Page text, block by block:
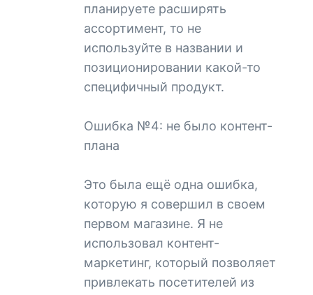
планируете расширять
ассортимент, то не
используйте в названии и
позиционировании какой-то
специфичный продукт.
Ошибка №4: не было контент-
плана
Это была ещё одна ошибка,
которую я совершил в своем
первом магазине. Я не
использовал контент-
маркетинг, который позволяет
привлекать посетителей из